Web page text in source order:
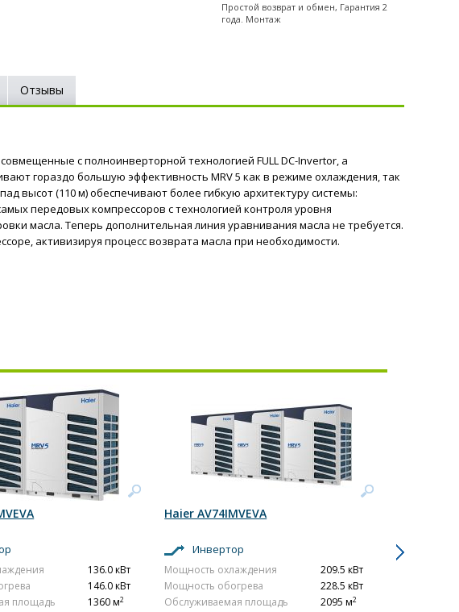
Простой возврат и обмен, Гарантия 2
года. Монтаж
Отзывы
с полноинверторной технологией FULL DC-Invertor, а
гораздо большую эффективность MRV 5 как в режиме охлаждения, так
высот (110 м) обеспечивают более гибкую архитектуру системы:
передовых компрессоров с технологией контроля уровня
масла. Теперь дополнительная линия уравнивания масла не требуется.
активизируя процесс возврата масла при необходимости.
136.0 кВт
146.0 кВт
площадь
1360 м2
Haier AV74IMVEVA
Инвертор
Мощность охлаждения
209.5 кВт
Мощность обогрева
228.5 кВт
Обслуживаемая площадь
2095 м2